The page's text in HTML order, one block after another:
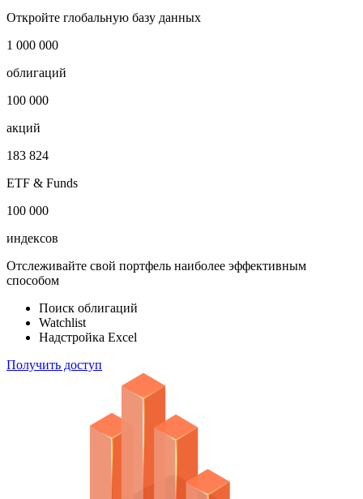
Откройте глобальную базу данных
1 000 000
облигаций
100 000
акций
183 824
ETF & Funds
100 000
индексов
Отслеживайте свой портфель наиболее эффективным
способом
Поиск облигаций
Watchlist
Надстройка Excel
Получить доступ